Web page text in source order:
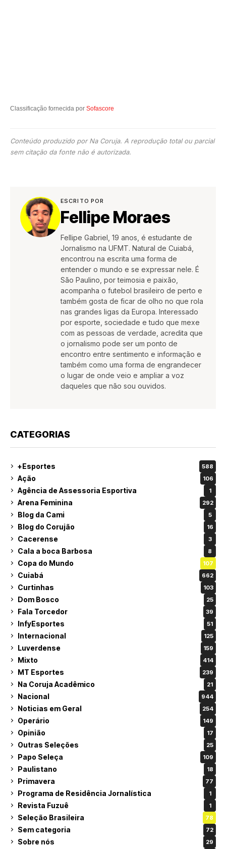
Classificação fornecida por Sofascore
Conteúdo produzido por Na Coruja. A reprodução total ou parcial
sem citação da fonte não é autorizada.
ESCRITO POR
Fellipe Moraes
Fellipe Gabriel, 19 anos, é estudante de
Jornalismo na UFMT. Natural de Cuiabá,
encontrou na escrita uma forma de
entender o mundo e se expressar nele. É
São Paulino, por teimosia e paixão,
acompanha o futebol brasileiro de perto e
também gosta de ficar de olho no que rola
nas grandes ligas da Europa. Interessado
por esporte, sociedade e tudo que mexe
com as pessoas de verdade, acredita que
o jornalismo pode ser um ponto de
encontro entre sentimento e informação e
também como uma forma de engrandecer
o lugar de onde veio e ampliar a voz
daqueles que não sou ouvidos.
CATEGORIAS
+Esportes 588
Ação 106
Agência de Assessoria Esportiva 1
Arena Feminina 292
Blog da Cami 5
Blog do Corujão 16
Cacerense 3
Cala a boca Barbosa 8
Copa do Mundo 107
Cuiabá 662
Curtinhas 103
Dom Bosco 25
Fala Torcedor 39
InfyEsportes 51
Internacional 125
Luverdense 159
Mixto 414
MT Esportes 239
Na Coruja Acadêmico 21
Nacional 944
Noticias em Geral 254
Operário 149
Opinião 17
Outras Seleções 25
Papo Seleça 109
Paulistano 18
Primavera 77
Programa de Residência Jornalística 1
Revista Fuzuê 1
Seleção Brasileira 78
Sem categoria 72
Sobre nós 29